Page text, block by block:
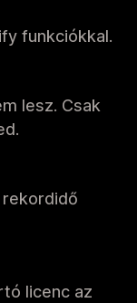
funkciókkal.
lesz. Csak
licenc az